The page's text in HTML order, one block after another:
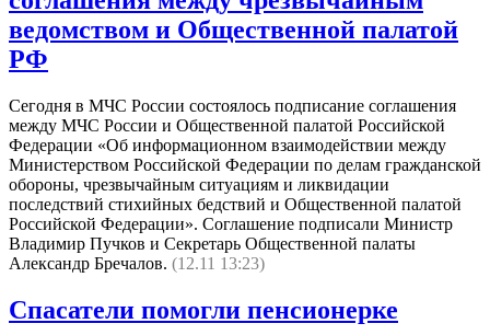
ведомством и Общественной палатой
РФ
Сегодня в МЧС России состоялось подписание соглашения
между МЧС России и Общественной палатой Российской
Федерации «Об информационном взаимодействии между
Министерством Российской Федерации по делам гражданской
обороны, чрезвычайным ситуациям и ликвидации
последствий стихийных бедствий и Общественной палатой
Российской Федерации». Соглашение подписали Министр
Владимир Пучков и Секретарь Общественной палаты
Александр Бречалов. (12.11 13:23)
Спасатели помогли пенсионерке